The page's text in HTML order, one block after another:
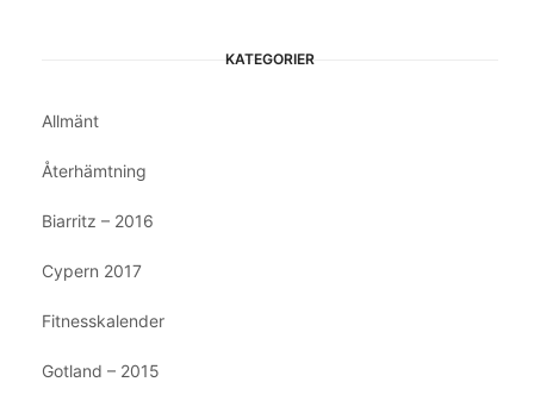
KATEGORIER
Allmänt
Återhämtning
Biarritz – 2016
Cypern 2017
Fitnesskalender
Gotland – 2015